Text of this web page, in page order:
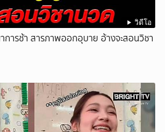
วิดีโอ
ารช้า สารภาพออกอุบาย อ้างจะสอนวิชา